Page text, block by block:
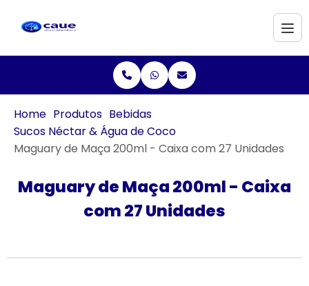
Home Produtos Bebidas
Sucos Néctar & Água de Coco
Maguary de Maça 200ml - Caixa com 27 Unidades
Maguary de Maça 200ml - Caixa
com 27 Unidades